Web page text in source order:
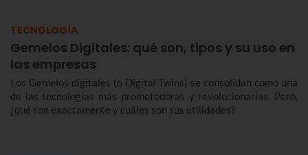
TECNOLOGÍA
Gemelos Digitales: qué son, tipos y su uso en
las empresas
Los Gemelos digitales (o Digital Twins) se consolidan como una
de las tecnologías más prometedoras y revolucionarias. Pero,
¿qué son exactamente y cuáles son sus utilidades?